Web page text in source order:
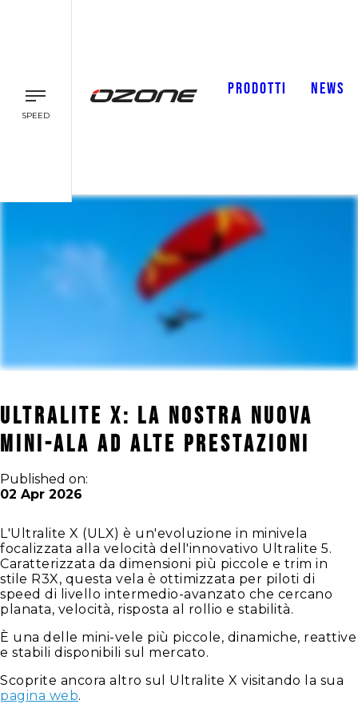
SPEED
PRODOTTI NEWS
Ultralite X: La nostra nuova
mini-ala ad alte prestazioni
Published on:
02 Apr 2026
L'Ultralite X (ULX) è un'evoluzione in minivela
focalizzata alla velocità dell'innovativo Ultralite 5.
Caratterizzata da dimensioni più piccole e trim in
stile R3X, questa vela è ottimizzata per piloti di
speed di livello intermedio-avanzato che cercano
planata, velocità, risposta al rollio e stabilità.
È una delle mini-vele più piccole, dinamiche, reattive
e stabili disponibili sul mercato.
Scoprite ancora altro sul Ultralite X visitando la sua
pagina web.